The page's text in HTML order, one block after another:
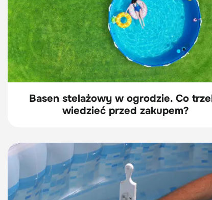
Basen stelażowy w ogrodzie. Co
wiedzieć przed zakupem?